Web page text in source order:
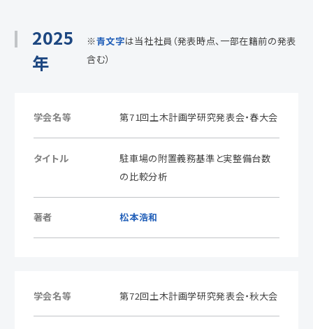
2025
年
※青文字は当社社員（発表時点、一部在籍前の発表
含む）
学会名等 第71回土木計画学研究発表会・春大会
タイトル
駐車場の附置義務基準と実整備台数
の比較分析
著者 松本浩和
学会名等 第72回土木計画学研究発表会・秋大会